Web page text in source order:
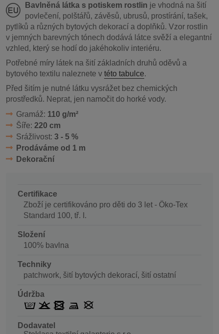
Bavlněná látka s potiskem rostlin je vhodná na šití
povlečení, polštářů, závěsů, ubrusů, prostírání, tašek,
pytlíků a různých bytových dekorací a doplňků. Vzor rostlin
v jemných barevných tónech dodává látce svěží a elegantní
vzhled, který se hodí do jakéhokoliv interiéru.
Potřebné míry látek na šití základních druhů oděvů a
bytového textilu naleznete v této tabulce.
Před šitím je nutné látku vysrážet bez chemických
prostředků. Neprat, jen namočit do horké vody.
Gramáž: 110 g/m²
Šíře: 220 cm
Srážlivost: 3 - 5 %
Prodáváme od 1 m
Dekorační
Certifikace
Zboží je certifikováno pro děti do 3 let - Öko-Tex
Standard 100, tř. I.
Složení
100% bavlna
Techniky
patchwork, šití bytových dekorací, šití ostatní
Údržba
Dodavatel